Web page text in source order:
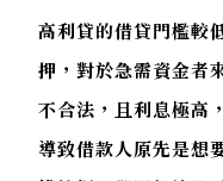
高利貸的借貸門檻較
押，對於急需資金者
不合法，且利息極高
導致借款人原先是想